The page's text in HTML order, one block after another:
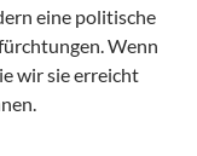
eine politische
Wenn
wir sie erreicht